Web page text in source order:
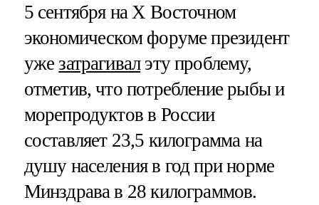
5 сентября на X Восточном
экономическом форуме президент
ужезатрагивалэту проблему,
отметив, что потребление рыбы и
морепродуктов в России
составляет 23,5 килограмма на
душу населения в год при норме
Минздрава в 28 килограммов.